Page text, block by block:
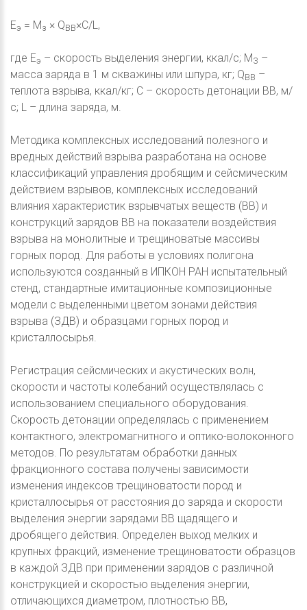
Eэ = M з × QВВ×C/L,
где Eэ – скорость выделения энергии, ккал/с; М З –
масса заряда в 1 м скважины или шпура, кг; QВВ –
теплота взрыва, ккал/кг; С – скорость детонации ВВ, м/
с; L – длина заряда, м.
Методика комплексных исследований полезного и
вредных действий взрыва разработана на основе
классификаций управления дробящим и сейсмическим
действием взрывов, комплексных исследований
влияния характеристик взрывчатых веществ (ВВ) и
конструкций зарядов ВВ на показатели воздействия
взрыва на монолитные и трещиноватые массивы
горных пород. Для работы в условиях полигона
используются созданный в ИПКОН РАН испытательный
стенд, стандартные имитационные композиционные
модели с выделенными цветом зонами действия
взрыва (ЗДВ) и образцами горных пород и
кристаллосырья.
Регистрация сейсмических и акустических волн,
скорости и частоты колебаний осуществлялась с
использованием специального оборудования.
Скорость детонации определялась с применением
контактного, электромагнитного и оптико-волоконного
методов. По результатам обработки данных
фракционного состава получены зависимости
изменения индексов трещиноватости пород и
кристаллосырья от расстояния до заряда и скорости
выделения энергии зарядами ВВ щадящего и
дробящего действия. Определен выход мелких и
крупных фракций, изменение трещиноватости образцов
в каждой ЗДВ при применении зарядов с различной
конструкцией и скоростью выделения энергии,
отличающихся диаметром, плотностью ВВ,